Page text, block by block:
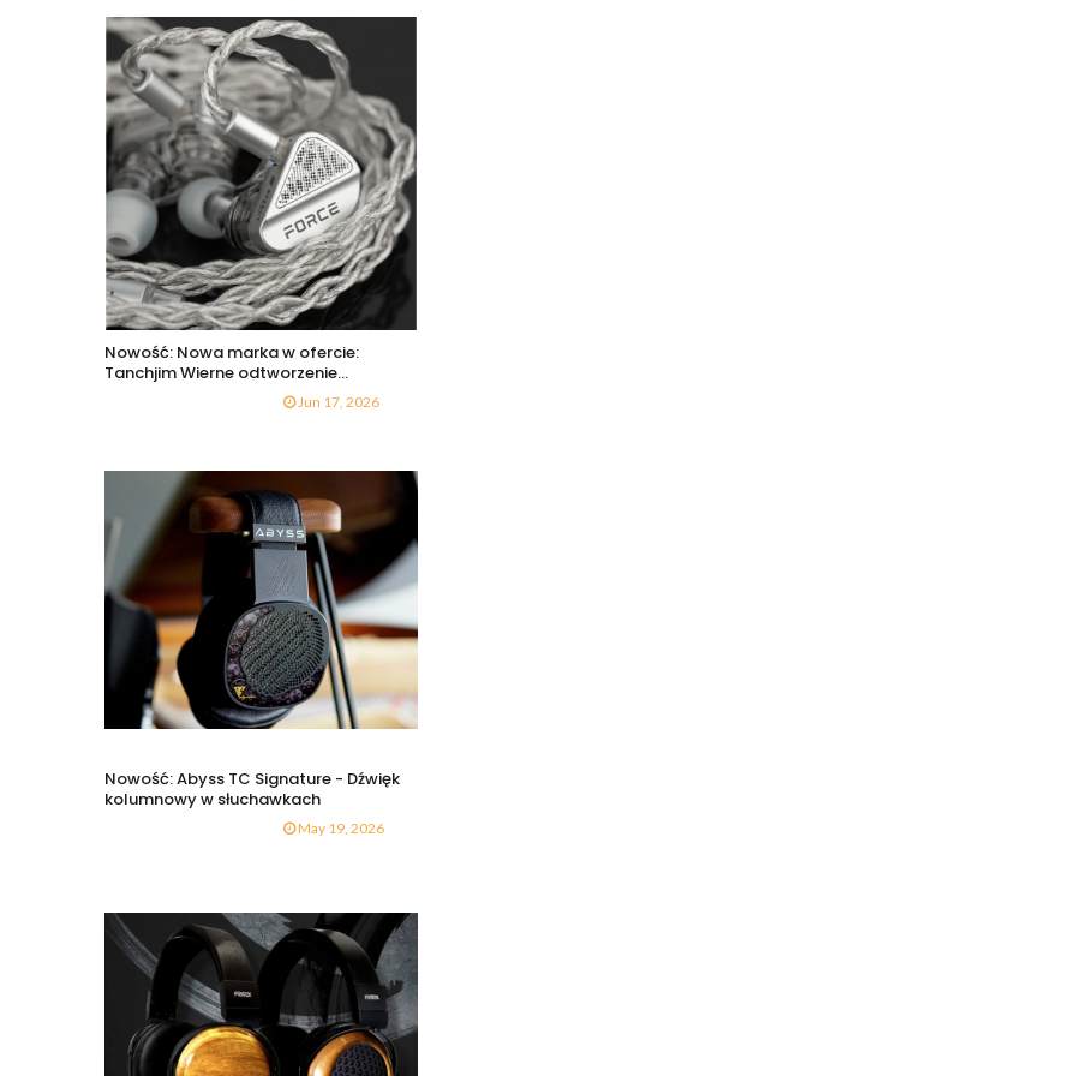
Nowość: Nowa marka w ofercie:
Tanchjim Wierne odtworzenie...
Jun 17, 2026
Nowość: Abyss TC Signature - Dźwięk
kolumnowy w słuchawkach
May 19, 2026